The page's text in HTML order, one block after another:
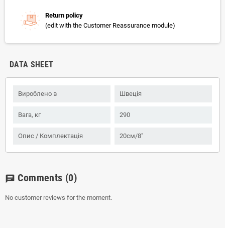
Return policy
(edit with the Customer Reassurance module)
DATA SHEET
Вироблено в Швеція
Вага, кг 290
Опис / Комплектація 20см/8"
chat Comments (0)
No customer reviews for the moment.